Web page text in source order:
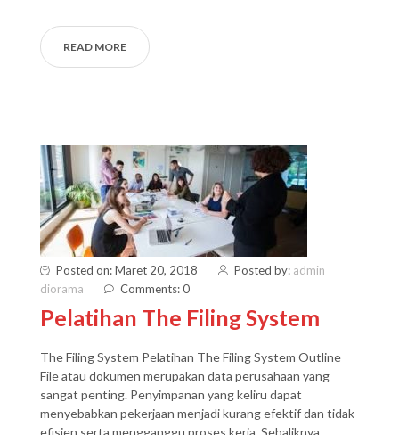
READ MORE
Posted on: Maret 20, 2018 Posted by: admin
diorama
Comments: 0
Pelatihan The Filing System
The Filing System Pelatihan The Filing System Outline
File atau dokumen merupakan data perusahaan yang
sangat penting. Penyimpanan yang keliru dapat
menyebabkan pekerjaan menjadi kurang efektif dan tidak
efisien serta mengganggu proses kerja. Sebaliknya,